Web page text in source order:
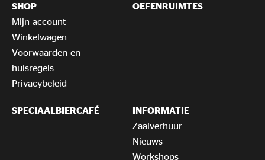
SHOP
Mijn account
Winkelwagen
Voorwaarden en
huisregels
Privacybeleid
OEFENRUIMTES
SPECIAALBIERCAFÉ
INFORMATIE
Zaalverhuur
Nieuws
Workshops